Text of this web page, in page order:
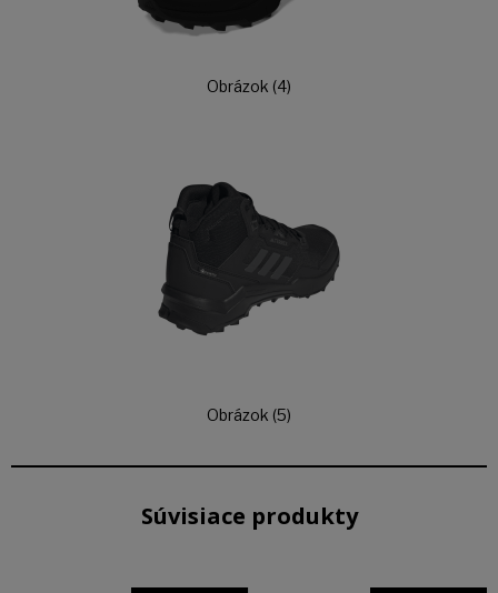
Obrázok (4)
Obrázok (5)
Súvisiace produkty